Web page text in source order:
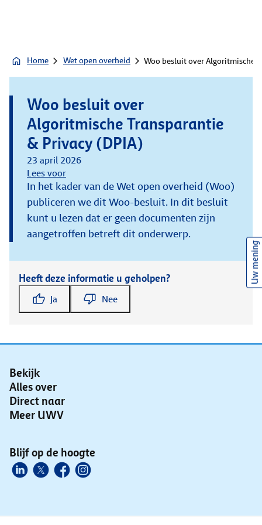
Home Wet open overheid Woo besluit over Algoritmische
Woo besluit over
Algoritmische Transparantie
& Privacy (DPIA)
23 april 2026
Lees voor
In het kader van de Wet open overheid (Woo)
publiceren we dit Woo-besluit. In dit besluit
kunt u lezen dat er geen documenten zijn
aangetroffen betreft dit onderwerp.
Heeft deze informatie u geholpen?
Ja Nee
Bekijk
Alles over
Direct naar
Meer UWV
Blijf op de hoogte
Uw mening